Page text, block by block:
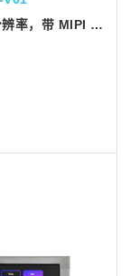
5.6 英寸 TFT LCD 显示模块 | 640x480 分辨率，带 MIPI DSI